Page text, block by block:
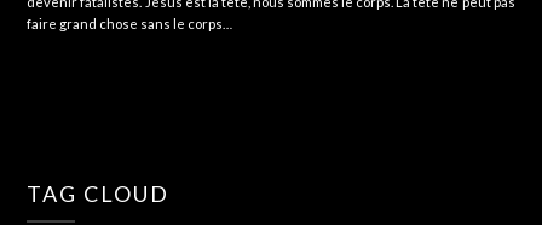
faire grand chose sans le corps…
TAG CLOUD